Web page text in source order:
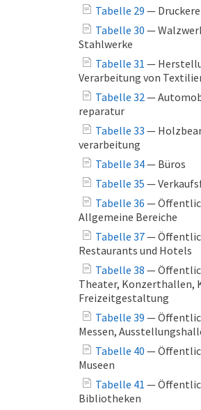
Tabelle 29 —
Tabelle 30 —
Stahlwerke
Tabelle 31 —
Verarbeitung von
Tabelle 32—
reparatur
Tabelle 33 —
verarbeitung
Tabelle 34— Büros
Tabelle 35 —
Tabelle 36 —
Allgemeine Bereiche
Tabelle 37—
Restaurants und Hotels
Tabelle 38 —
Theater, Konzerthallen,
Freizeitgestaltung
Tabelle 39 —
Messen,
Tabelle 40 —
Museen
Tabelle 41 —
Bibliotheken